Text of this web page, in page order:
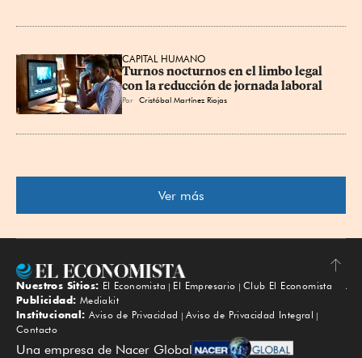
CAPITAL HUMANO
Turnos nocturnos en el limbo legal
con la reducción de jornada laboral
Por Cristóbal Martínez Riojas
Ver más
Subir
Nuestros Sitios: El Economista El Empresario
Club El Economista
Publicidad: Mediakit
Institucional: Aviso de Privacidad
Aviso de Privacidad Integral
Contacto
Una empresa de Nacer Global